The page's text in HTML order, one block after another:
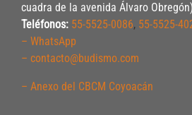
cuadra de la avenida Álvaro
Teléfonos: 55-5525-0086, 55-5525-
– WhatsApp
– contacto@budismo.com
– Anexo del CBCM Coyoacán